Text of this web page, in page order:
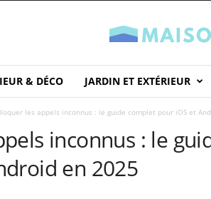
& DÉCO JARDIN ET EXTÉRIEUR
les appels inconnus : le guide complet pour iOS et
inconnus : le
en 2025